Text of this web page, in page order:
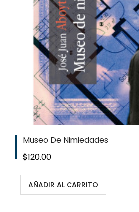
Museo De Nimiedades
Precio
$120.00
AÑADIR AL CARRITO